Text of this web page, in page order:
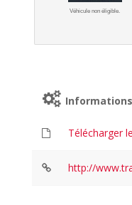
Véhicule non éligible.
Télécharger
http://